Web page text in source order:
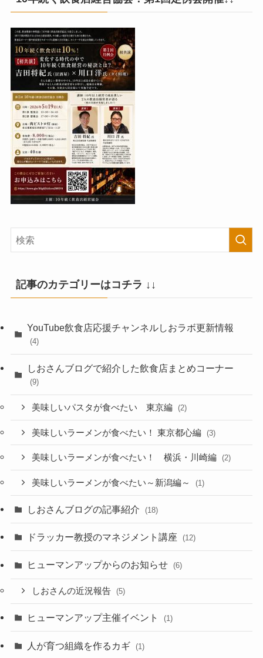
記事のカテゴリーはコチラ ↓↓
YouTube飲食店応援チャンネルしおラボ更新情報
(4)
しおさんブログで紹介した飲食店まとめコーナー
(9)
美味しいパスタが食べたい 東京編 (2)
美味しいラーメンが食べたい！ 東京都心編 (3)
美味しいラーメンが食べたい！ 横浜・川崎編 (2)
美味しいラーメンが食べたい～新潟編～ (1)
しおさんブログの記事紹介 (18)
ドラッカー教授のマネジメント講座 (12)
ヒューマンアップからのお知らせ (6)
しおさんの近況報告 (5)
ヒューマンアップ主催イベント (1)
人が育つ組織を作るカギ (1)